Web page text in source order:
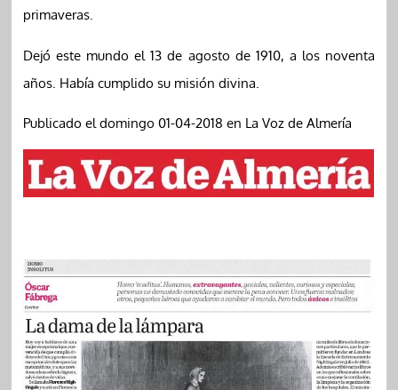
primaveras.
Dejó este mundo el 13 de agosto de 1910, a los noventa
años. Había cumplido su misión divina.
Publicado el domingo 01-04-2018 en La Voz de Almería